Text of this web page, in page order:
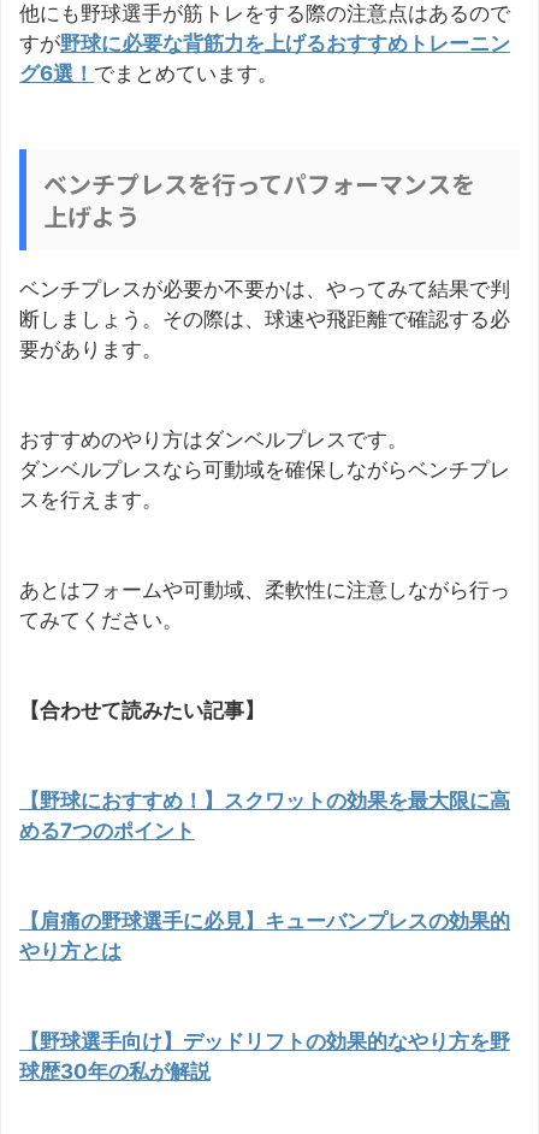
他にも野球選手が筋トレをする際の注意点はあるので
すが野球に必要な背筋力を上げるおすすめトレーニン
グ6選！ でまとめています。
ベンチプレスを行ってパフォーマンスを
上げよう
ベンチプレスが必要か不要かは、やってみて結果で判
断しましょう。その際は、球速や飛距離で確認する必
要があります。
おすすめのやり方はダンベルプレスです。
ダンベルプレスなら可動域を確保しながらベンチプレ
スを行えます。
あとはフォームや可動域、柔軟性に注意しながら行っ
てみてください。
【合わせて読みたい記事】
【野球におすすめ！】スクワットの効果を最大限に高
める7つのポイント
【肩痛の野球選手に必見】キューバンプレスの効果的
やり方とは
【野球選手向け】デッドリフトの効果的なやり方を野
球歴30年の私が解説